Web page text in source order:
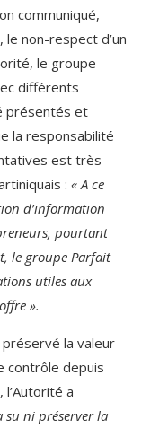
communiqué,
non-respect d’un
le groupe
différents
présentés et
la responsabilité
est très
: « A ce
d’information
pourtant
le groupe Parfait
utiles aux
».
préservé la valeur
contrôle depuis
l’Autorité a
su ni préserver la